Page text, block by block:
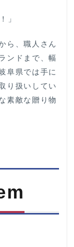
」
ら、職人さん
ンドまで、幅
阜県では手に
り扱いしてい
素敵な贈り物